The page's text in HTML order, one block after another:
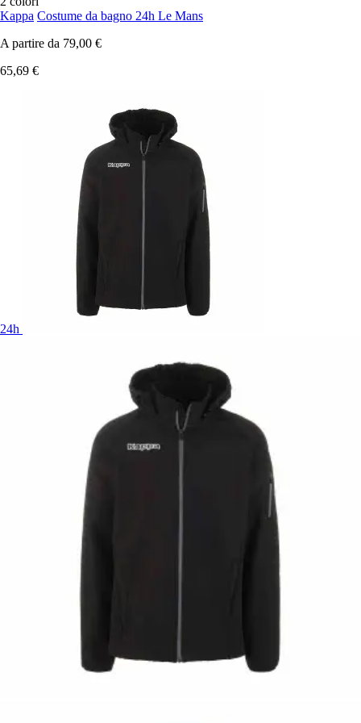
Kappa Costume da bagno 24h Le Mans
A partire da 79,00 €
65,69 €
24h